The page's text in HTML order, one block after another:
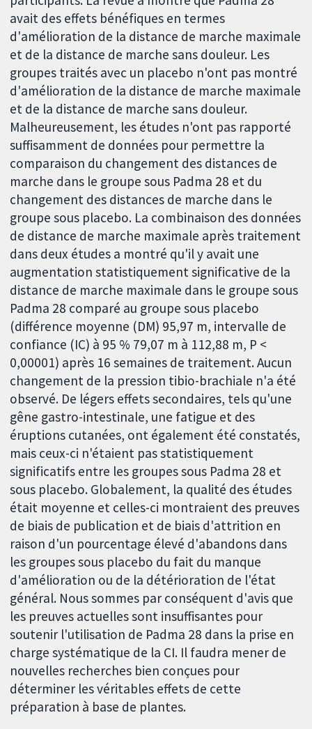
avait des effets bénéfiques en termes
d'amélioration de la distance de marche maximale
et de la distance de marche sans douleur. Les
groupes traités avec un placebo n'ont pas montré
d'amélioration de la distance de marche maximale
et de la distance de marche sans douleur.
Malheureusement, les études n'ont pas rapporté
suffisamment de données pour permettre la
comparaison du changement des distances de
marche dans le groupe sous Padma 28 et du
changement des distances de marche dans le
groupe sous placebo. La combinaison des données
de distance de marche maximale après traitement
dans deux études a montré qu'il y avait une
augmentation statistiquement significative de la
distance de marche maximale dans le groupe sous
Padma 28 comparé au groupe sous placebo
(différence moyenne (DM) 95,97 m, intervalle de
confiance (IC) à 95 % 79,07 m à 112,88 m, P <
0,00001) après 16 semaines de traitement. Aucun
changement de la pression tibio-brachiale n'a été
observé. De légers effets secondaires, tels qu'une
gêne gastro-intestinale, une fatigue et des
éruptions cutanées, ont également été constatés,
mais ceux-ci n'étaient pas statistiquement
significatifs entre les groupes sous Padma 28 et
sous placebo. Globalement, la qualité des études
était moyenne et celles-ci montraient des preuves
de biais de publication et de biais d'attrition en
raison d'un pourcentage élevé d'abandons dans
les groupes sous placebo du fait du manque
d'amélioration ou de la détérioration de l'état
général. Nous sommes par conséquent d'avis que
les preuves actuelles sont insuffisantes pour
soutenir l'utilisation de Padma 28 dans la prise en
charge systématique de la CI. Il faudra mener de
nouvelles recherches bien conçues pour
déterminer les véritables effets de cette
préparation à base de plantes.